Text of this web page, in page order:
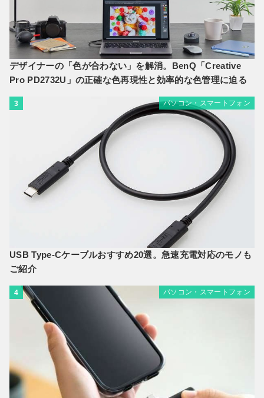
デザイナーの「色が合わない」を解消。BenQ「Creative
Pro PD2732U」の正確な色再現性と効率的な色管理に迫る
3 パソコン・スマートフォン
USB Type-Cケーブルおすすめ20選。急速充電対応のモノも
ご紹介
4 パソコン・スマートフォン